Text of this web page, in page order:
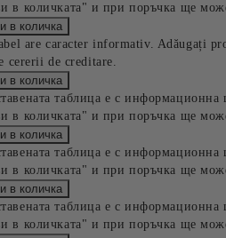
в количката" и при поръчка ще
are caracter informativ. Adăugați
cererii de creditare.
таблица е с информационна
в количката" и при поръчка ще
таблица е с информационна
в количката" и при поръчка ще
таблица е с информационна
в количката" и при поръчка ще